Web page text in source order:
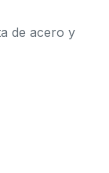
de acero y